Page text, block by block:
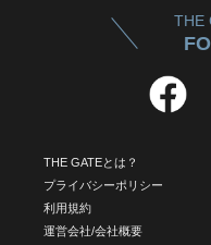
THE
THE GATEとは？
プライバシーポリシー
利用規約
運営会社/会社概要